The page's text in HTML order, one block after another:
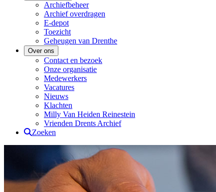
Archiefbeheer
Archief overdragen
E-depot
Toezicht
Geheugen van Drenthe
Over ons
Contact en bezoek
Onze organisatie
Medewerkers
Vacatures
Nieuws
Klachten
Milly Van Heiden Reinestein
Vrienden Drents Archief
Zoeken
Drents Archief